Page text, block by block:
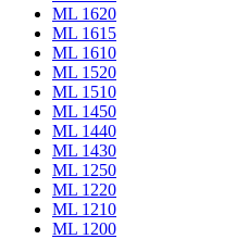
ML 1620
ML 1615
ML 1610
ML 1520
ML 1510
ML 1450
ML 1440
ML 1430
ML 1250
ML 1220
ML 1210
ML 1200